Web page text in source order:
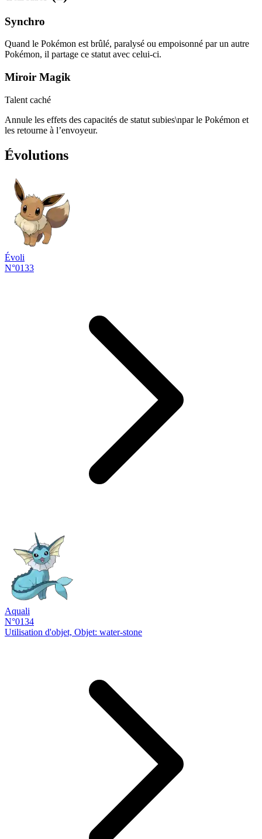
Synchro
Quand le Pokémon est brûlé, paralysé ou empoisonné par un autre
Pokémon, il partage ce statut avec celui-ci.
Miroir Magik
Talent caché
Annule les effets des capacités de statut subies\npar le Pokémon et
les retourne à l’envoyeur.
Évolutions
Évoli
N°0133
Aquali
N°0134
Utilisation d'objet, Objet: water-stone